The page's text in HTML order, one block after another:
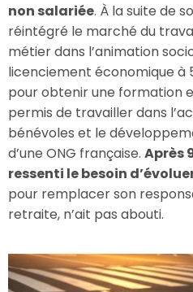
non salariée. À la suite de
réintégré le marché du
métier dans l’animation
licenciement économique à
pour obtenir une formation
permis de travailler dans
bénévoles et le
d’une ONG française. Après
ressenti le besoin
pour remplacer son
retraite, n’ait pas abouti.